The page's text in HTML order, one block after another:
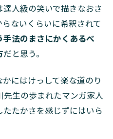
人級の笑いで描きなおさ
ないくらいに希釈されて
手法のまさにかくあるべ
だと思う。
にはけっして楽な道のり
生の歩まれたマンガ家人
たかさを感じずにはいら